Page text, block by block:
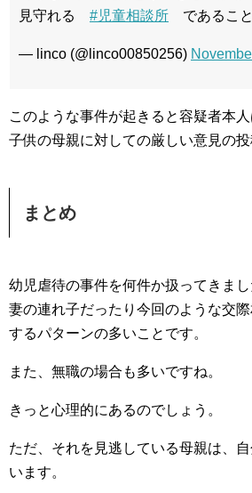
見守れる #児童相談所 であるこ
— linco (@linco00850256)
このような事件が起きると容疑者本人
子供の母親に対しての厳しい意見の投
まとめ
幼児虐待の事件を何件か扱ってきま
妻の連れ子だったり今回のような交
するパターンの多いことです。
また、無職の場合も多いですね。
きっと心理的にあるのでしょう。
ただ、それを見逃している母親は、
います。